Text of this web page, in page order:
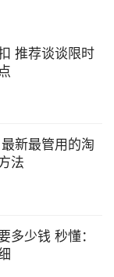
推荐谈谈限时
新最管用的淘
法
多少钱 秒懂：